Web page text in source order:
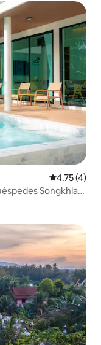
Calificación
4.75 (4)
Songkhla